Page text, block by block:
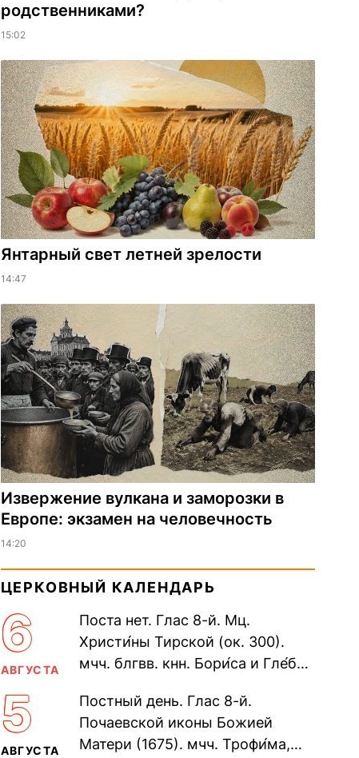
родственниками?
15:02
Янтарный свет летней зрелости
14:47
Извержение вулкана и заморозки в
Европе: экзамен на человечность
14:20
ЦЕРКОВНЫЙ КАЛЕНДАРЬ
6
АВГУСТА
Поста нет. Глас 8-й. Мц.
Христи́ны Тирской (ок. 300).
мчч. блгвв. кнн. Бори́са и Гле́ба,
Дави́да (1015). Прп....
5
АВГУСТА
Постный день. Глас 8-й.
Почаевской иконы Божией
Матери (1675). мчч. Трофи́ма,